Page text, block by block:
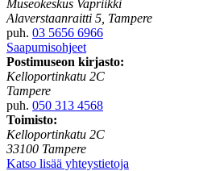
Museokeskus Vapriikki
Alaverstaanraitti 5, Tampere
puh. 03 5656 6966
Saapumisohjeet
Postimuseon kirjasto:
Kelloportinkatu 2C
Tampere
puh. 050 313 4568
Toimisto:
Kelloportinkatu 2C
33100 Tampere
Katso lisää yhteystietoja